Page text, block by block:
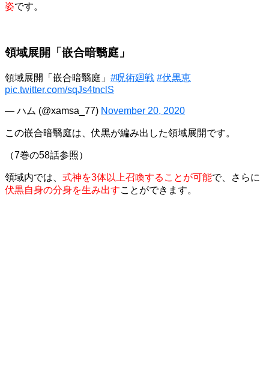
姿です。
領域展開「嵌合暗翳庭」
領域展開「嵌合暗翳庭」 #呪術廻戦 #伏黒恵
pic.twitter.com/sqJs4tnclS
— ハム (@xamsa_77) November 20, 2020
この嵌合暗翳庭は、伏黒が編み出した領域展開です。
（7巻の58話参照）
領域内では、 式神を3体以上召喚することが可能で、さらに
伏黒自身の分身を生み出すことができます。